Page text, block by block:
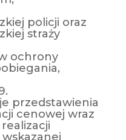
policji oraz
straży
ochrony
przedstawienia
cenowej wraz